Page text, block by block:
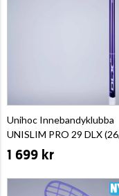
Unihoc Innebandyklubba
UNISLIM PRO 29 DLX
1 699 kr